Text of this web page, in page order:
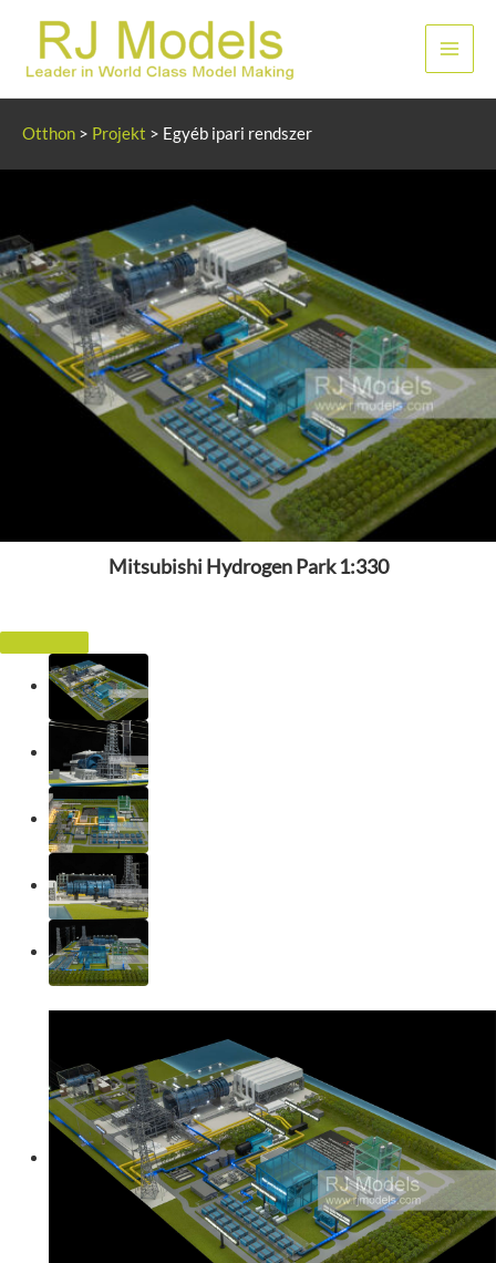
tartalomhoz
Otthon > Projekt > Egyéb ipari rendszer
Mitsubishi Hydrogen Park 1:330